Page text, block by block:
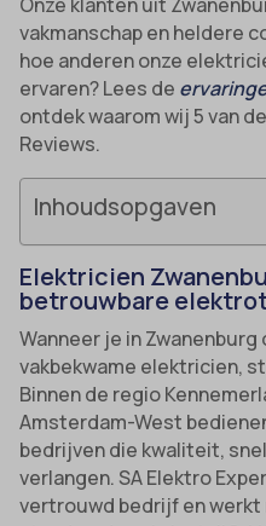
vakmanschap en heldere
hoe anderen onze
ervaren? Lees de
ontdek waarom wij 5 van
Reviews.
Inhoudsopgaven
Elektricien
betrouwbare
Wanneer je in
vakbekwame elektricien,
Binnen de regio
Amsterdam-West
bedrijven die kwaliteit,
verlangen. SA Elektro
vertrouwd bedrijf en